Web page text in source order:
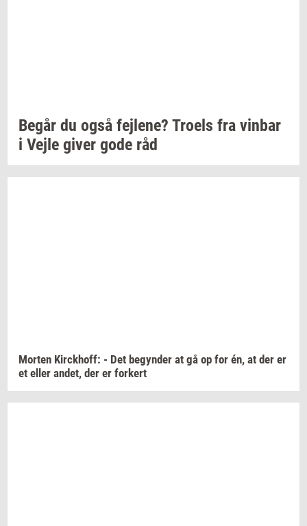
Begår du også fejl­e­ne? Tro­els fra vin­bar
i Vejle giver gode råd
Mor­ten Kirck­hoff: - Det be­gyn­der at gå op for én, at der er
et eller andet, der er for­kert